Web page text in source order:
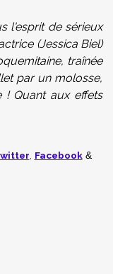
l'esprit de sérieux
(Jessica Biel)
traînée
par un molosse,
Quant aux effets
Facebook&